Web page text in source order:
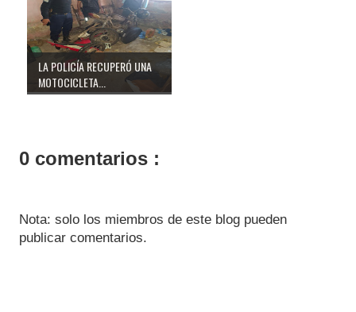
LA POLICÍA RECUPERÓ UNA
MOTOCICLETA...
0 comentarios :
Nota: solo los miembros de este blog pueden
publicar comentarios.